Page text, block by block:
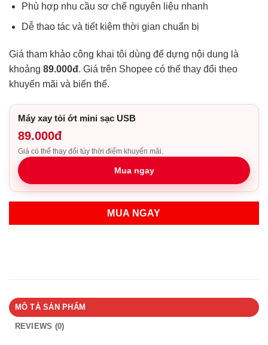
Phù hợp nhu cầu sơ chế nguyên liệu nhanh
Dễ thao tác và tiết kiệm thời gian chuẩn bị
Giá tham khảo công khai tôi dùng để dựng nội dung là
khoảng 89.000đ. Giá trên Shopee có thể thay đổi theo
khuyến mãi và biến thể.
Máy xay tỏi ớt mini sạc USB
89.000đ
Giá có thể thay đổi tùy thời điểm khuyến mãi.
Mua ngay
MUA NGAY
MÔ TẢ SẢN PHẨM
REVIEWS (0)